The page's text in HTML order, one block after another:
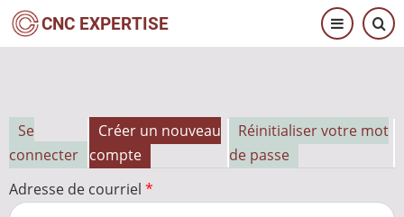
Aller
au
CNC EXPERTISE
Onglets
principaux
Se
connecter
Créer un nouveau
compte
Réinitialiser votre mot
de passe
Adresse de courriel